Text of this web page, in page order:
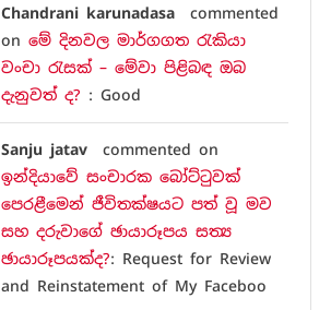
Chandrani karunadasa commented
onමේ දිනවල මාර්ගගත රැකියා
වංචා රැසක් – මේවා පිළිබඳ ඔබ
දැනුවත් ද? : Good
Sanju jatav commented on
ඉන්දියාවේ සංචාරක බෝට්ටුවක්
පෙරළීමෙන් ජීවිතක්ෂයට පත් වූ මව
සහ දරුවාගේ ඡායාරූපය සත්‍ය
ඡායාරූපයක්ද?: Request for Review
and Reinstatement of My Faceboo